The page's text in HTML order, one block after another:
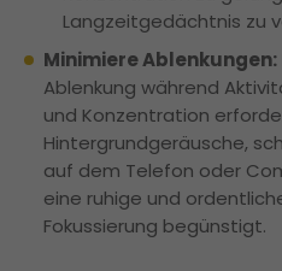
Langzeitgedächtnis zu
Minimiere Ablenkungen:
Ablenkung während
und Konzentration
Hintergrundgeräusche,
auf dem Telefon oder
eine ruhige und
Fokussierung begünstigt.